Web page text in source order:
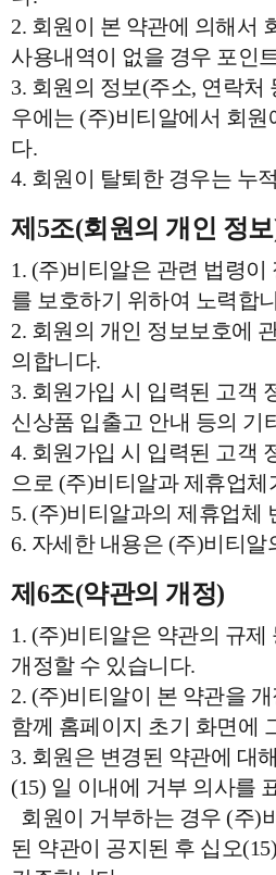
2. 회원이 본 약관에 의해서
사용내역이 없을 경우 포인
3. 회원의 정보(주소, 연락처
우에는 (주)비티알에서 회
다.
4. 회원이 탈퇴한 경우는 누
제5조(회원의 개인 정
1. (주)비티알은 관련 법령
를 보호하기 위하여 노력합
2. 회원의 개인 정보보호에
의합니다.
3. 회원가입 시 입력된 고객
신상품 입출고 안내 등의 기
4. 회원가입 시 입력된 고객
으로 (주)비티알과 제휴업
5. (주)비티알과의 제휴업체
6. 자세한 내용은 (주)비티
제6조(약관의 개정)
1. (주)비티알은 약관의 규
개정할 수 있습니다.
2. (주)비티알이 본 약관을
함께 홈페이지 초기 화면에
3. 회원은 변경된 약관에 대
(15) 일 이내에 거부 의사를
회원이 거부하는 경우 (주)
된 약관이 공지된 후 십오